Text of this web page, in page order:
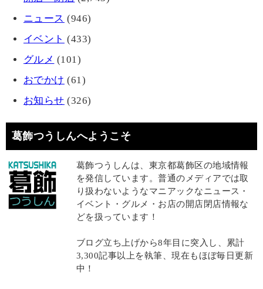
ニュース (946)
イベント (433)
グルメ (101)
おでかけ (61)
お知らせ (326)
葛飾つうしんへようこそ
葛飾つうしんは、東京都葛飾区の地域情報
を発信しています。普通のメディアでは取
り扱わないようなマニアックなニュース・
イベント・グルメ・お店の開店閉店情報な
どを扱っています！
ブログ立ち上げから8年目に突入し、累計
3,300記事以上を執筆、現在もほぼ毎日更新
中！